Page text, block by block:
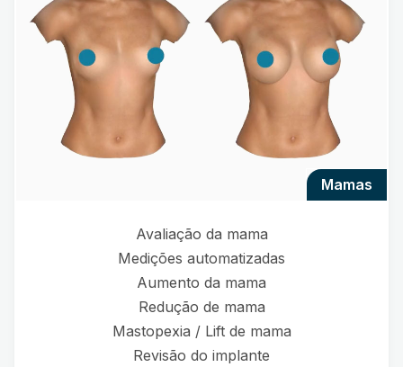
mamas
Avaliação da mama
Medições automatizadas
Aumento da mama
Redução de mama
Mastopexia / Lift de mama
Revisão do implante